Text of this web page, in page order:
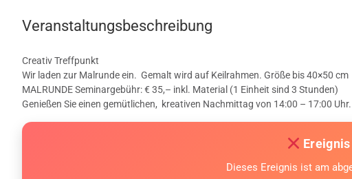
Veranstaltungsbeschreibung
Creativ Treffpunkt
Wir laden zur Malrunde ein. Gemalt wird auf Keilrahmen. Größe bis 40×50 cm
MALRUNDE Seminargebühr: € 35,– inkl. Material (1 Einheit sind 3 Stunden)
Genießen Sie einen gemütlichen, kreativen Nachmittag von 14:00 – 17:00 Uhr.
Dieses Ereignis ist am